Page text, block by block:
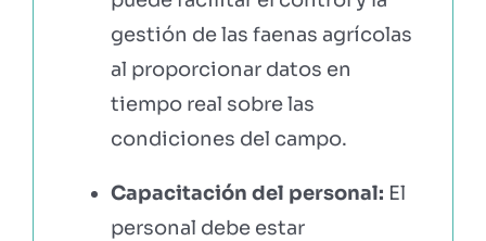
gestión de las faenas agrícolas
al proporcionar datos en
tiempo real sobre las
condiciones del campo.
Capacitación del personal: El
personal debe estar